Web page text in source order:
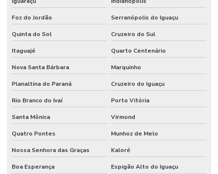
Foz do Jordão Serranópolis do Iguaçu
Quinta do Sol Cruzeiro do Sul
Itaguajé Quarto Centenário
Nova Santa Bárbara Marquinho
Planaltina do Paraná Cruzeiro do Iguaçu
Rio Branco do Ivaí Porto Vitória
Santa Mônica Virmond
Quatro Pontes Munhoz de Melo
Nossa Senhora das Graças Kaloré
Boa Esperança Espigão Alto do Iguaçu